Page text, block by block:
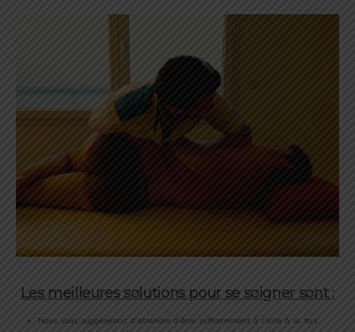
Les meilleures solutions pour se soigner sont :
Nous vous suggérerons d’attendre d’être suffisamment à l’aise à la fois